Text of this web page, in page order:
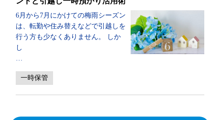
6月から7月にかけての梅雨シーズン
は、転勤や住み替えなどで引越しを
行う方も少なくありません。 しか
し
一時保管